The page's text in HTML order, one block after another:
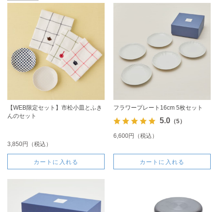
【WEB限定セット】市松小皿とふき
んのセット
3,850円（税込）
カートに入れる
フラワープレート16cm 5枚セット
5.0（5）
6,600円（税込）
カートに入れる